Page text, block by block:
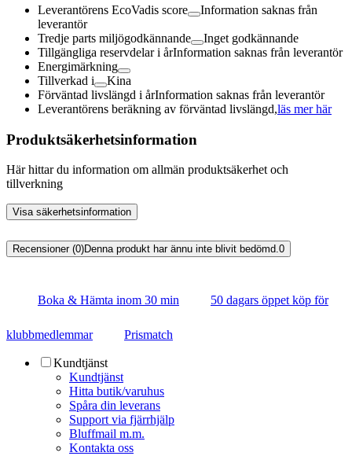
Leverantörens EcoVadis score
Information saknas från
leverantör
Tredje parts miljögodkännande
Inget godkännande
Tillgängliga reservdelar i årInformation saknas från leverantör
Energimärkning
Tillverkad i
Kina
Förväntad livslängd i årInformation saknas från leverantör
Leverantörens beräkning av förväntad livslängd,läs mer här
Produktsäkerhetsinformation
Här hittar du information om allmän produktsäkerhet och
tillverkning
Visa säkerhetsinformation
Recensioner (0)Denna produkt har ännu inte blivit bedömd.0
Boka & Hämta inom 30 min 50 dagars öppet köp för
klubbmedlemmar Prismatch
Kundtjänst
Kundtjänst
Hitta butik/varuhus
Spåra din leverans
Support via fjärrhjälp
Bluffmail m.m.
Kontakta oss